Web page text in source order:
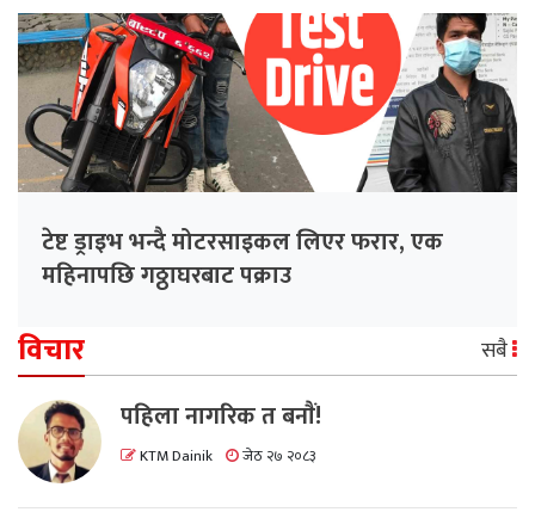
टेष्ट ड्राइभ भन्दै मोटरसाइकल लिएर फरार, एक
महिनापछि गठ्ठाघरबाट पक्राउ
विचार सबै
पहिला नागरिक त बनाैं!
KTM Dainik जेठ २७ २०८३